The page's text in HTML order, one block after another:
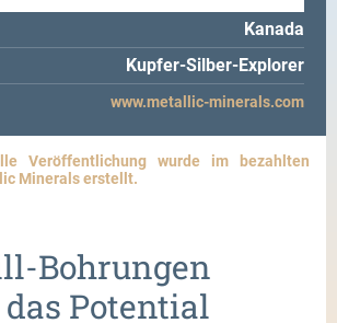
Kanada
Kupfer-Silber-Explorer
www.metallic-minerals.com
Veröffentlichung wurde im bezahlten
Minerals erstellt.
Bohrungen
Potential